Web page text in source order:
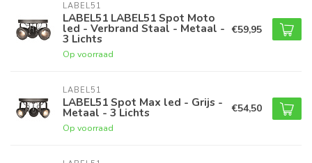
LABEL51
LABEL51 LABEL51 Spot Moto
led - Verbrand Staal - Metaal -
3 Lichts
Op voorraad
€59,95
LABEL51
LABEL51 Spot Max led - Grijs -
Metaal - 3 Lichts
Op voorraad
€54,50